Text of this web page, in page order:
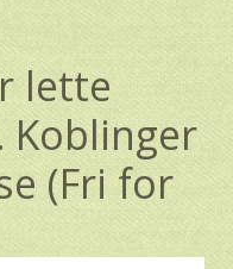
lette
Koblinger
(Fri for